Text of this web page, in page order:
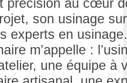
précision au cœur
son usinage
experts en usinage.
m’appelle :
une équipe à